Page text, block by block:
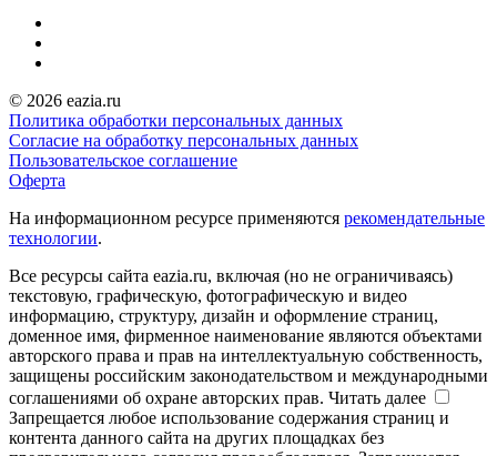
© 2026 eazia.ru
Политика обработки персональных данных
Согласие на обработку персональных данных
Пользовательское соглашение
Оферта
На информационном ресурсе применяются рекомендательные
технологии.
Все ресурсы сайта eazia.ru, включая (но не ограничиваясь)
текстовую, графическую, фотографическую и видео
информацию, структуру, дизайн и оформление страниц,
доменное имя, фирменное наименование являются объектами
авторского права и прав на интеллектуальную собственность,
защищены российским законодательством и международными
соглашениями об охране авторских прав. Читать далее
Запрещается любое использование содержания страниц и
контента данного сайта на других площадках без